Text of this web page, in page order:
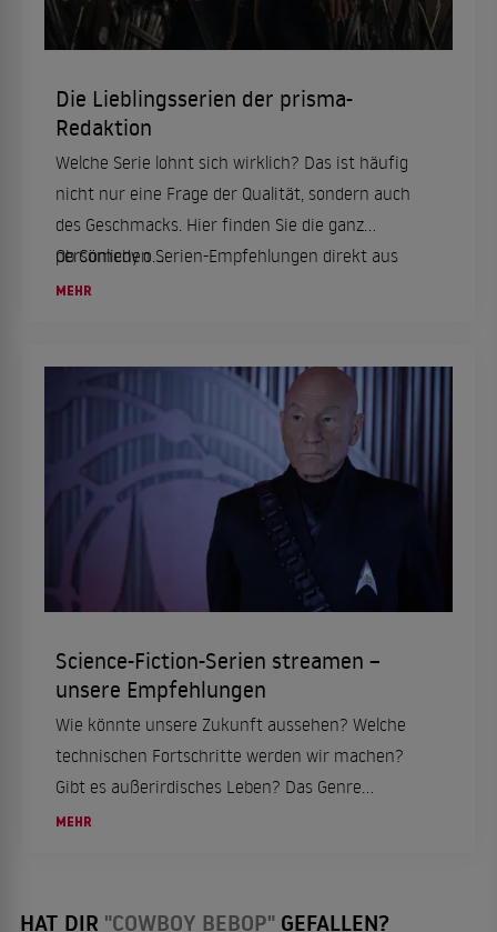
Die Lieblingsserien der prisma-
Redaktion
Welche Serie lohnt sich wirklich? Das ist häufig
nicht nur eine Frage der Qualität, sondern auch
des Geschmacks. Hier finden Sie die ganz
persönlichen Serien-Empfehlungen direkt aus
derprisma
Ob Comedy o...
MEHR
Science-Fiction-Serien streamen –
unsere Empfehlungen
Wie könnte unsere Zukunft aussehen? Welche
technischen Fortschritte werden wir machen?
Gibt es außerirdisches Leben? Das Genre
Science-Fiction übt auf viele Menschen eine
MEHR
HAT DIR "COWBOY BEBOP" GEFALLEN?